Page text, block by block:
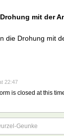
mit der
die Drohung mit
22:47
is closed at this
Geunke